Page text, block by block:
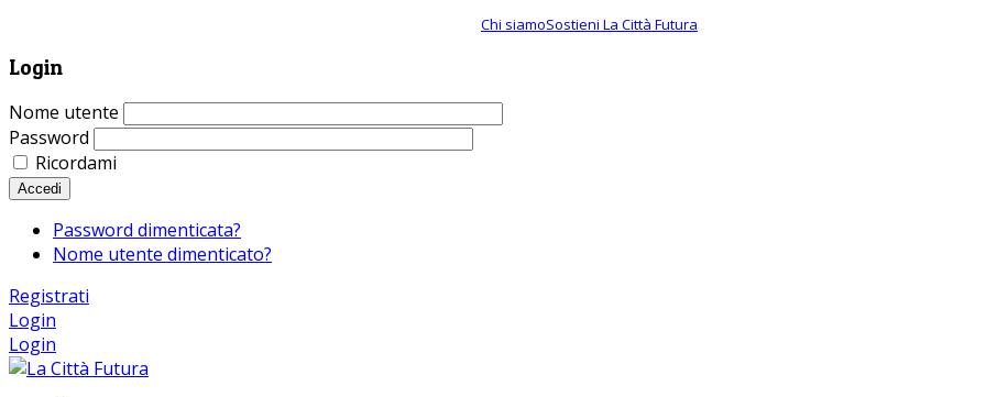
Chi siamoSostieni La Città Futura
Login
Nome utente
Password
Ricordami
Accedi
Password dimenticata?
Nome utente dimenticato?
Registrati
Login
Login